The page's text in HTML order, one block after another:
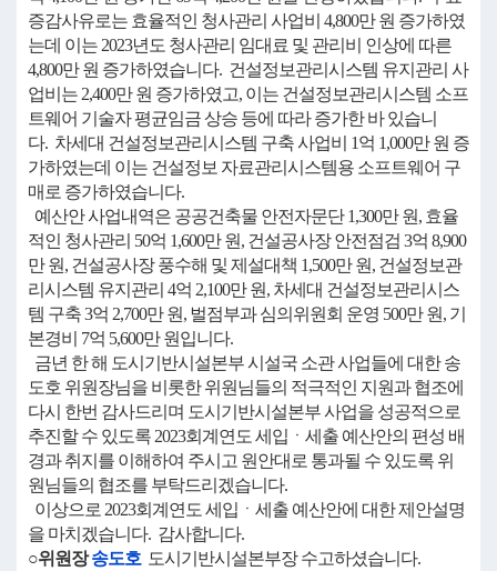
증감사유로는 효율적인 청사관리 사업비 4,800만 원 증가하였
는데 이는 2023년도 청사관리 임대료 및 관리비 인상에 따른
4,800만 원 증가하였습니다. 건설정보관리시스템 유지관리 사
업비는 2,400만 원 증가하였고, 이는 건설정보관리시스템 소프
트웨어 기술자 평균임금 상승 등에 따라 증가한 바 있습니
다. 차세대 건설정보관리시스템 구축 사업비 1억 1,000만 원 증
가하였는데 이는 건설정보 자료관리시스템용 소프트웨어 구
매로 증가하였습니다.
예산안 사업내역은 공공건축물 안전자문단 1,300만 원, 효율
적인 청사관리 50억 1,600만 원, 건설공사장 안전점검 3억 8,900
만 원, 건설공사장 풍수해 및 제설대책 1,500만 원, 건설정보관
리시스템 유지관리 4억 2,100만 원, 차세대 건설정보관리시스
템 구축 3억 2,700만 원, 벌점부과 심의위원회 운영 500만 원, 기
본경비 7억 5,600만 원입니다.
금년 한 해 도시기반시설본부 시설국 소관 사업들에 대한 송
도호 위원장님을 비롯한 위원님들의 적극적인 지원과 협조에
다시 한번 감사드리며 도시기반시설본부 사업을 성공적으로
추진할 수 있도록 2023회계연도 세입ㆍ세출 예산안의 편성 배
경과 취지를 이해하여 주시고 원안대로 통과될 수 있도록 위
원님들의 협조를 부탁드리겠습니다.
이상으로 2023회계연도 세입ㆍ세출 예산안에 대한 제안설명
을 마치겠습니다. 감사합니다.
○위원장송도호 도시기반시설본부장 수고하셨습니다.